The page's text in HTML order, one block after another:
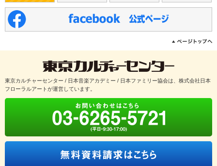
東京カルチャーセンター / 日本音楽アカデミー / 日本ファミリー協会は、株式会社日本
フローラルアートが運営しています。